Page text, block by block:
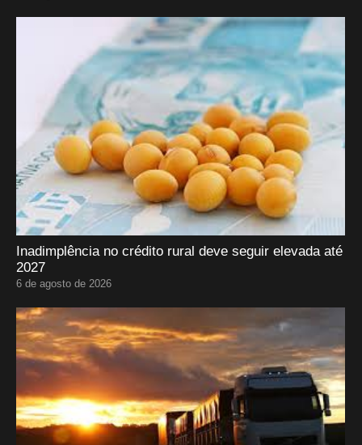
Inadimplência no crédito rural deve seguir elevada até
2027
6 de agosto de 2026